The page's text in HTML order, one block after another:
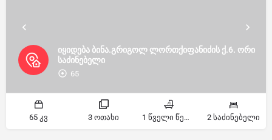
იყიდება ბინა.გრიგოლ ლორთქიფანიძის ქ.6. ორი
საძინებელი
65
65 კვ 3 ოთახი 1 წველი წერტილი 2 საძინებელი